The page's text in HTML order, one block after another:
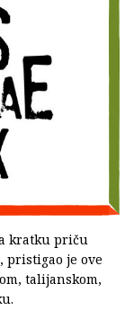
kratku priču
pristigao je ove
talijanskom,